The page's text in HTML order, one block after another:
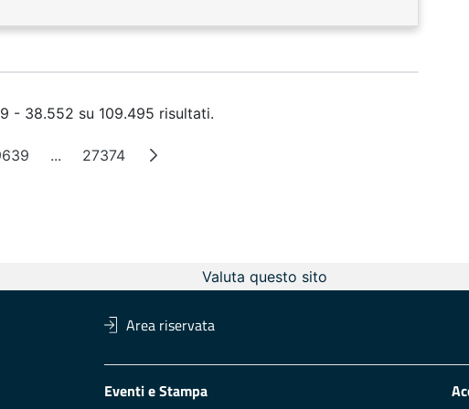
- 38.552 su 109.495 risultati.
Pagina
...Pagine intermedie
Pagina
27374
Valuta questo sito
Area riservata
Eventi e Stampa